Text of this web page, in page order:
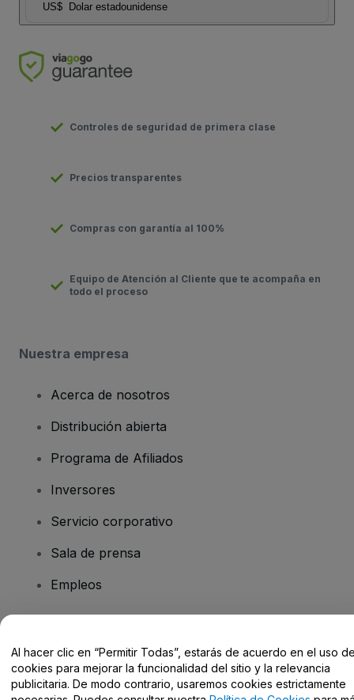
US$ Dolar estadounidense
Controles de seguridad de primera clase
Precios transparentes
Compras con garantía al 100%
Equipo de Atención al Cliente que te acompaña en
todo el proceso
Nuestra empresa
Acerca de nosotros
Distribución abierta
Programa de Afiliados
Inversores
Servicio corporativo
Sala de prensa
Empleos
Centro de Ayuda / Contacto
Al hacer clic en “Permitir Todas”, estarás de acuerdo en el uso
cookies para mejorar la funcionalidad del sitio y la relevancia
publicitaria. De modo contrario, usaremos cookies estrictamente